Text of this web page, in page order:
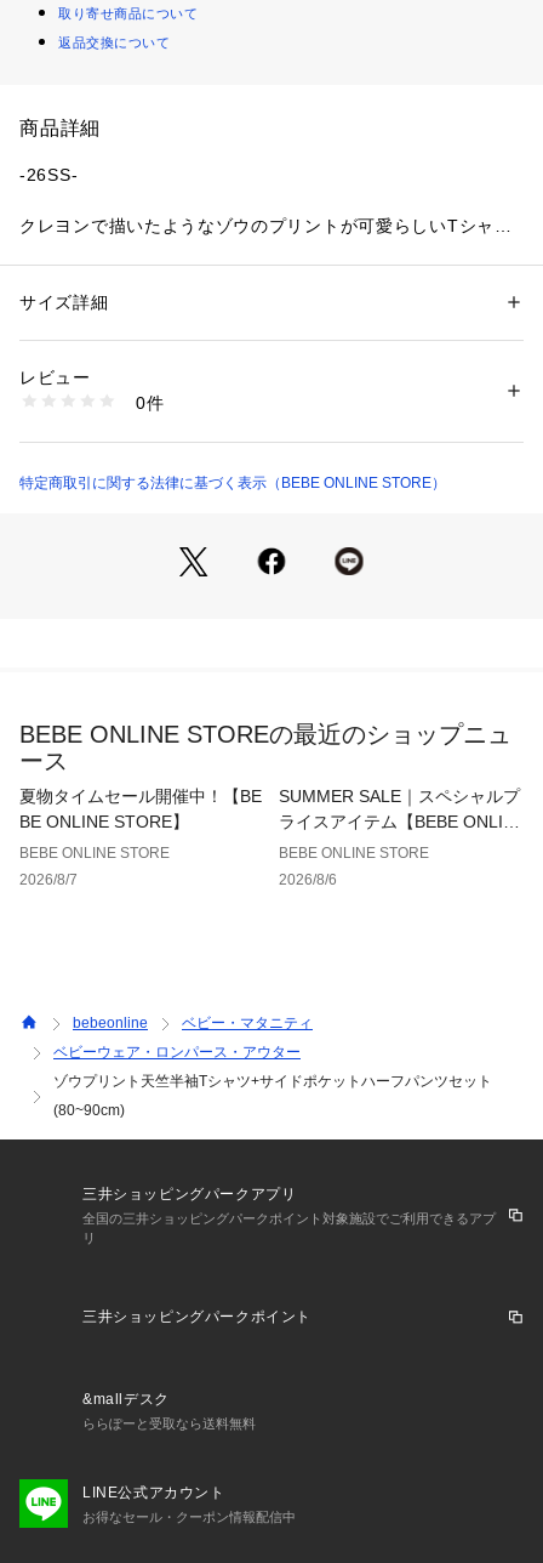
取り寄せ商品について
返品交換について
商品詳細
-26SS-
クレヨンで描いたようなゾウのプリントが可愛らしいTシャツ
■デザイン
パンツはサイドの大き目なポケットのデザインがカジュアルな
優しい濃淡の細かなチェックの柄はパンツとゾウの耳で同じ生
お手持ちのアイテムとのコーデもしやすい、ギフトとしてもお
すすめのアイテムです。
軽い着心地で夏のお出かけにぴったりなアイテムです。
※柄の出方は生地の裁断により一点一点異なります。
※肩開きのスナップボタンあり。
26春夏 男の子アイテム
従来の80~90cmから、アイテムによって異なる80~100cmまで
のサイズ展開に変化。
デザインを取り入れます。
はじめましてのBeBeをよりおしゃれに楽しんでいただけるラ
インナップです。
【2026年春夏 シーズンテーマ】
-今日は何しよう？-
トラッドでベーシックなアイテムやスタイリングに、軽やかな
「今日は何しよう？」のわくわくした気持ちをファッションを
【BeBe(べべ)】
”LOVE MODERN” 少しおませで、生意気なヨーロピアンカジ
た遊び心、楽しさを盛り込んでいます。
シンプルだけど、こだわりのあるオリジナリティーを重視して
性別：キッズ・ベビー
ー
（部分使い）レーヨン40% 綿38% ポリエステル22% 【パンツ】レーヨン
40% 綿38% ポリエステル22%
洗濯：洗濯機
商品番号：2270000018137 （モール）
サイズ詳細
レビュー
0件
特定商取引に関する法律に基づく表示（BEBE ONLINE STORE）
BEBE ONLINE STOREの最近のショップニュ
ース
夏物タイムセール開催中！【BE
BE ONLINE STORE】
BEBE ONLINE STORE
2026/8/7
SUMMER SALE｜スペシャルプ
ライスアイテム【BEBE ONLIN
E STORE】
BEBE ONLINE STORE
2026/8/6
bebeonline
ベビー・マタニティ
ベビーウェア・ロンパース・アウター
ゾウプリント天竺半袖Tシャツ+サイドポケットハーフパンツセット
(80~90cm)
三井ショッピングパークアプリ
全国の三井ショッピングパークポイント対象施設でご利用できるアプ
リ
三井ショッピングパークポイント
&mallデスク
ららぽーと受取なら送料無料
LINE公式アカウント
お得なセール・クーポン情報配信中